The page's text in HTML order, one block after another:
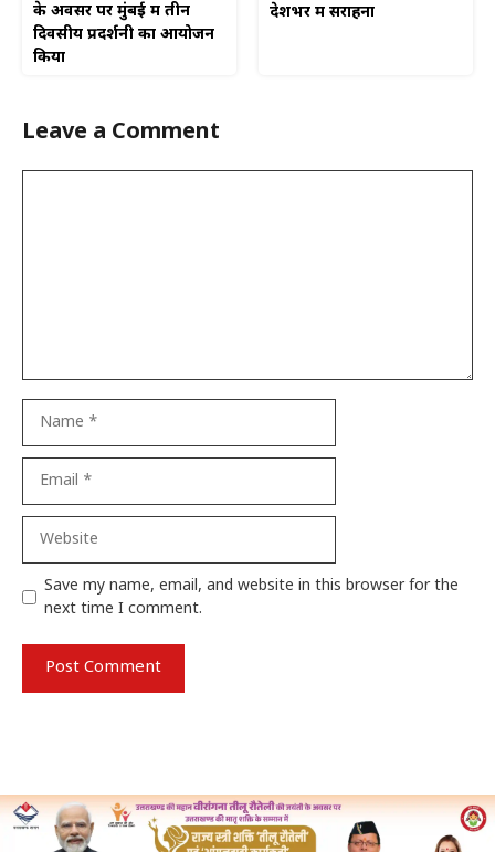
के अवसर पर मुंबई में तीन
दिवसीय प्रदर्शनी का आयोजन
किया
देशभर में सराहना
Leave a Comment
Website
Save my name, email, and website in this browser for the
next time I comment.